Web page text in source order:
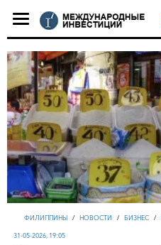
ФИЛИППИНЫ / НОВОСТИ / БИЗНЕС /
31-05-2026, 19:05